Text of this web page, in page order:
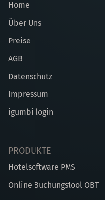
Home
Über Uns
Preise
AGB
Datenschutz
Impressum
igumbi login
PRODUKTE
Hotelsoftware PMS
Online Buchungstool OBT